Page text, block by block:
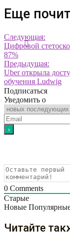
Еще
Следующая:
Цифровой
87%
Предыдущая:
Uber открыла
обучения Ludwig
Подписаться
Уведомить о
0 Comments
Старые
Новые
Читайте